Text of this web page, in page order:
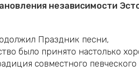
независимости
Праздник песни,
было принято настолько
совместного певческого